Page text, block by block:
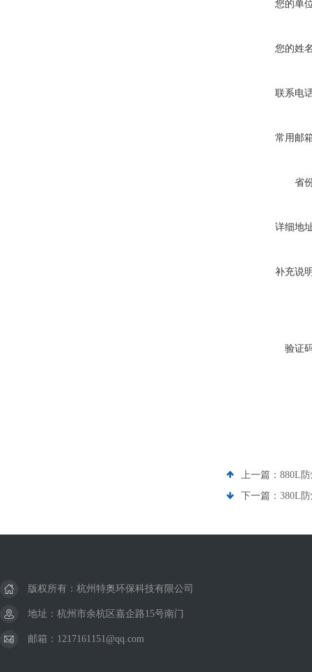
您的单
您的姓
联系电
常用邮
省
详细地
补充说
验证
上一篇： 880L
下一篇： 380L
版权所有：杭州特奥环保科技有限公司
地址：杭州市余杭区嘉企路15号南门
邮箱：1217161151@qq.com